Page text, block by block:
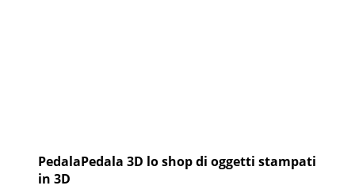
PedalaPedala 3D lo shop di oggetti stampati
in 3D